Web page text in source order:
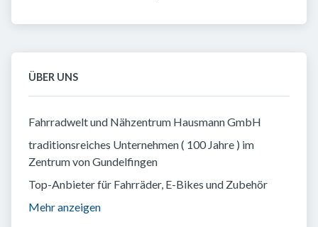
ÜBER UNS
Fahrradwelt und Nähzentrum Hausmann GmbH
traditionsreiches Unternehmen ( 100 Jahre ) im
Zentrum von Gundelfingen
Top-Anbieter für Fahrräder, E-Bikes und Zubehör
Mehr anzeigen